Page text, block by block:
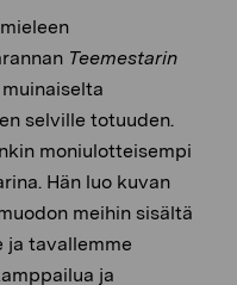
Teemestarin
selville totuuden.
moniulotteisempi
Hän luo kuvan
meihin sisältä
ja tavallemme
ja